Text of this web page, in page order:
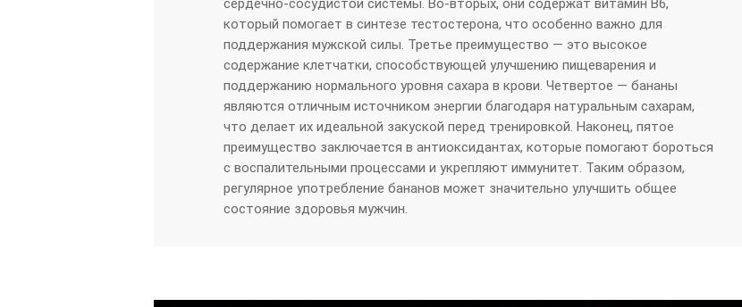
который помогает в синтезе тестостерона, что особенно важно для
поддержания мужской силы. Третье преимущество — это высокое
содержание клетчатки, способствующей улучшению пищеварения и
поддержанию нормального уровня сахара в крови. Четвертое — бананы
являются отличным источником энергии благодаря натуральным сахарам,
что делает их идеальной закуской перед тренировкой. Наконец, пятое
преимущество заключается в антиоксидантах, которые помогают бороться
с воспалительными процессами и укрепляют иммунитет. Таким образом,
регулярное употребление бананов может значительно улучшить общее
состояние здоровья мужчин.